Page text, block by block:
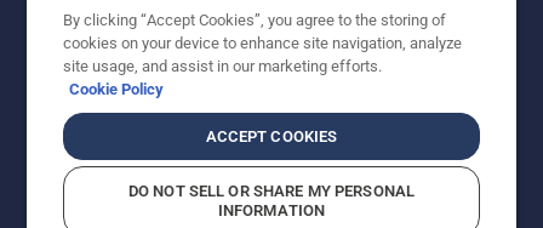
By clicking “Accept Cookies”, you agree to the storing of
cookies on your device to enhance site navigation, analyze
site usage, and assist in our marketing efforts.
Cookie Policy
ACCEPT COOKIES
DO NOT SELL OR SHARE MY PERSONAL
INFORMATION